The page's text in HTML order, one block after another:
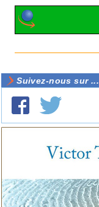
Suivez-nous sur ...